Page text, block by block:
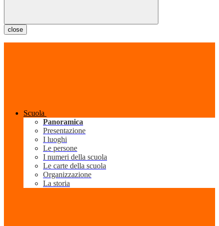
close
Scuola
Panoramica
Presentazione
I luoghi
Le persone
I numeri della scuola
Le carte della scuola
Organizzazione
La storia